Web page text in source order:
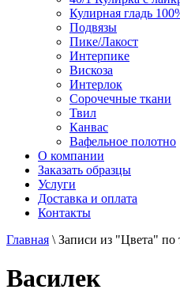
Кулирная гладь
Подвязы
Пике/Лакост
Интерпике
Вискоза
Интерлок
Сорочечные ткани
Твил
Канвас
Вафельное полотно
О компании
Заказать образцы
Услуги
Доставка и оплата
Контакты
Главная \ Записи из "Цвета" по
Василек